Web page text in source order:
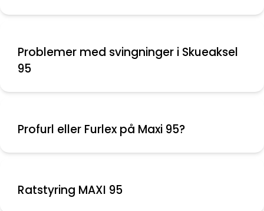
Problemer med svingninger i Skueaksel
95
Profurl eller Furlex på Maxi 95?
Ratstyring MAXI 95